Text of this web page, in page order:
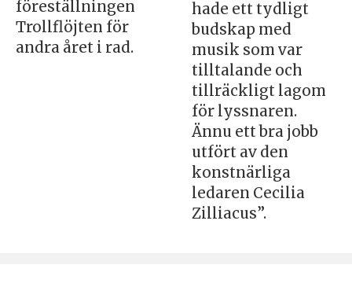
föreställningen
Trollflöjten för
andra året i rad.
hade ett tydligt
budskap med
musik som var
tilltalande och
tillräckligt lagom
för lyssnaren.
Ännu ett bra jobb
utfört av den
konstnärliga
ledaren Cecilia
Zilliacus”.